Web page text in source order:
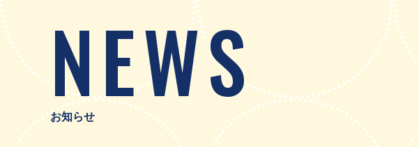
NEWS
お知らせ